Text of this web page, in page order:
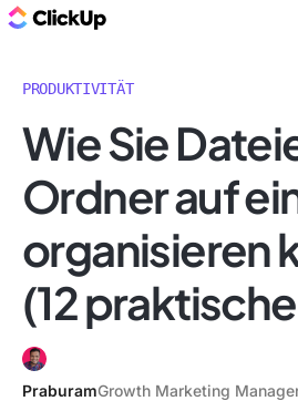
PRODUKTIVITÄT
Wie Sie
Ordner auf
organisieren
(12
PraburamGrowth Marketing